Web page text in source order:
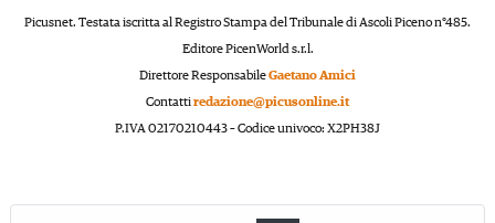
Picusnet. Testata iscritta al Registro Stampa del Tribunale di Ascoli Piceno n°485.
Editore PicenWorld s.r.l.
Direttore ResponsabileGaetano Amici
Contattiredazione@picusonline.it
P.IVA 02170210443 – Codice univoco: X2PH38J